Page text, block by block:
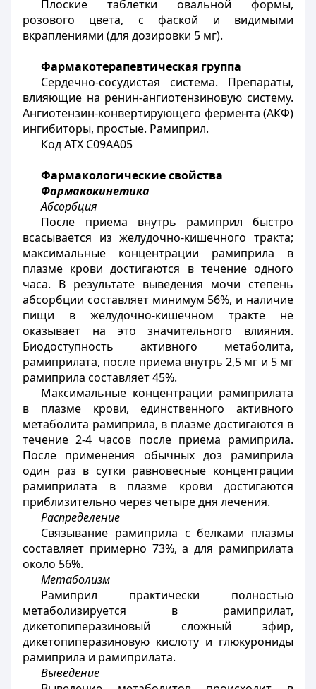
Плоские таблетки овальной формы,
розового цвета, с фаской и видимыми
вкраплениями (для дозировки 5 мг).
Фармакотерапевтическая группа
Сердечно-сосудистая система. Препараты,
влияющие на ренин-ангиотензиновую систему.
Ангиотензин-конвертирующего фермента (АКФ)
ингибиторы, простые. Рамиприл.
Код АТХ C09AA05
Фармакологические свойства
Фармакокинетика
Абсорбция
После приема внутрь рамиприл быстро
всасывается из желудочно-кишечного тракта;
максимальные концентрации рамиприла в
плазме крови достигаются в течение одного
часа. В результате выведения мочи степень
абсорбции составляет минимум 56%, и наличие
пищи в желудочно-кишечном тракте не
оказывает на это значительного влияния.
Биодоступность активного метаболита,
рамиприлата, после приема внутрь 2,5 мг и 5 мг
рамиприла составляет 45%.
Максимальные концентрации рамиприлата
в плазме крови, единственного активного
метаболита рамиприла, в плазме достигаются в
течение 2-4 часов после приема рамиприла.
После применения обычных доз рамиприла
один раз в сутки равновесные концентрации
рамиприлата в плазме крови достигаются
приблизительно через четыре дня лечения.
Распределение
Связывание рамиприла с белками плазмы
составляет примерно 73%, а для рамиприлата
около 56%.
Метаболизм
Рамиприл практически полностью
метаболизируется в рамиприлат,
дикетопиперазиновый сложный эфир,
дикетопиперазиновую кислоту и глюкурониды
рамиприла и рамиприлата.
Выведение